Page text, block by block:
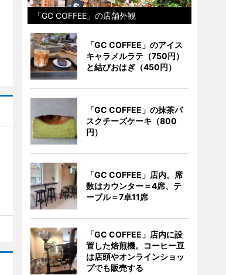
「GC COFFEE」の店舗外観
「GC COFFEE」のアイス
キャラメルラテ（750円）
と結びおはぎ（450円）
「GC COFFEE」の抹茶バ
スクチーズケーキ（800
円）
「GC COFFEE」店内。席
数はカウンター＝4席、テ
ーブル＝7卓11席
「GC COFFEE」店内に設
置した焙煎機。コーヒー豆
は店頭やオンラインショッ
プでも販売する